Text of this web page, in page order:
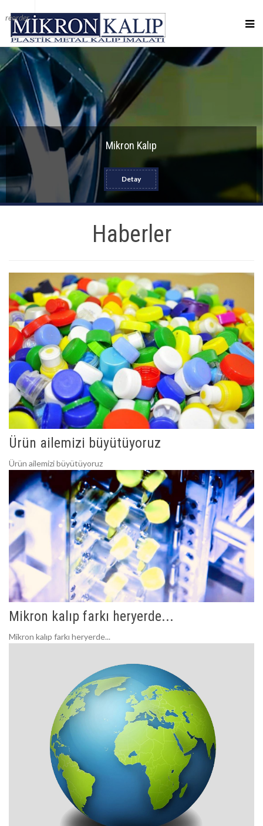
reorder
Mikron Kalıp
Detay
Haberler
Ürün ailemizi büyütüyoruz
Ürün ailemizi büyütüyoruz
Mikron kalıp farkı heryerde...
Mikron kalıp farkı heryerde...